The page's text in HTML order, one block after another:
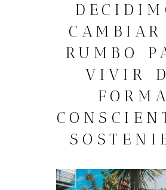
CAMBIAR
RUMBO
VIVIR
FORMA